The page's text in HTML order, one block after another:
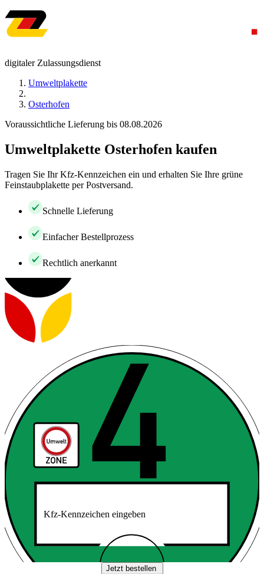
digitaler Zulassungsdienst
Umweltplakette
Osterhofen
Voraussichtliche Lieferung bis 08.08.2026
Umweltplakette Osterhofen kaufen
Tragen Sie Ihr Kfz-Kennzeichen ein und erhalten Sie Ihre grüne
Feinstaubplakette per Postversand.
Schnelle Lieferung
Einfacher Bestellprozess
Rechtlich anerkannt
Kfz-Kennzeichen eingeben
Jetzt bestellen